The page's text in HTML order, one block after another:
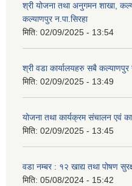
श्री योजना तथा अनुगमन शाखा,
कल्याणपुर न.पा.सिरहा
मिति: 02/09/2025 - 13:54
श्री वडा कार्यालयहरु सबै कल्याणपुर
मिति: 02/09/2025 - 13:49
योजना तथा कार्यक्रम संचालन एवं
मिति: 02/09/2025 - 13:45
वडा नम्बर : १२ खाद्य तथा पोषण
मिति: 05/08/2024 - 15:42